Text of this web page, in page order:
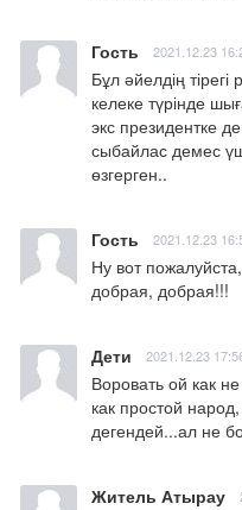
Гость 2021.12.23
Бұл әйелдің тірегі
келеке түрінде
экс президентке
сыбайлас демес
өзгерген..
Гость 2021.12.23
Ну вот
добрая, добрая!!!
Дети 2021.12.23
Воровать ой как
как простой
дегендей...ал не
Житель Атырау